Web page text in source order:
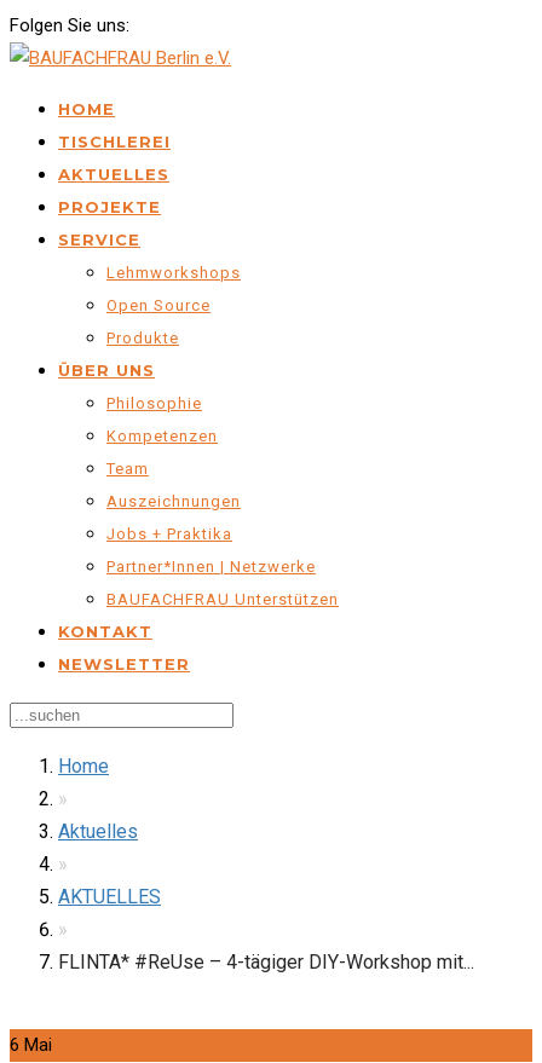
Folgen Sie uns:
HOME
TISCHLEREI
AKTUELLES
PROJEKTE
SERVICE
Lehmworkshops
Open Source
Produkte
ÜBER UNS
Philosophie
Kompetenzen
Team
Auszeichnungen
Jobs + Praktika
Partner*innen | Netzwerke
BAUFACHFRAU Unterstützen
KONTAKT
NEWSLETTER
Home
»
Aktuelles
»
AKTUELLES
»
FLINTA* #ReUse – 4-tägiger DIY-Workshop mit...
6 Mai